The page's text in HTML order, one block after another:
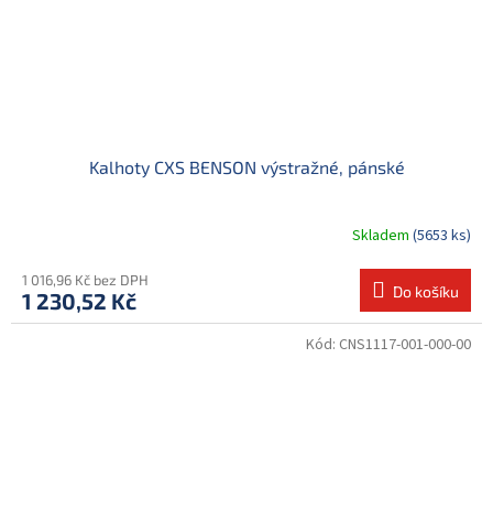
Kalhoty CXS BENSON výstražné, pánské
Skladem (5653 ks)
1 016,96 Kč bez DPH
1 230,52 Kč Do košíku
Kód: CNS1117-001-000-00